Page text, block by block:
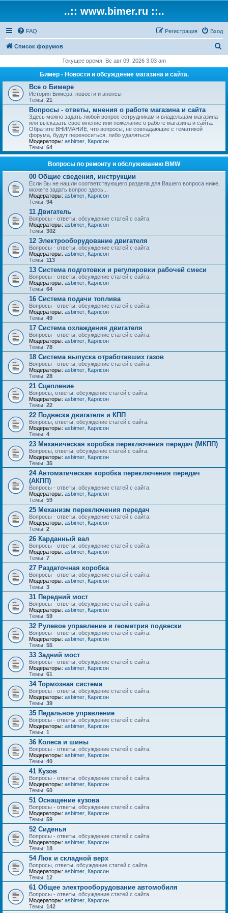
..:: www.bimer.ru ::..
FAQ Вход
Регистрация
Список форумов
с
Текущее время: Вс авг 09, 2026 3:03 am
Бимер - Новости и обсуждение магазина и сайта.
Все о Бимере
История Бимера, новости и анонсы
Темы: 21
Вопросы - ответы, мнения о работе магазина и сайта
Здесь можно задать любой вопрос сотрудникам и владельцам магазина
или высказать свое мнение или пожелание о работе магазина и сайта.
Обратите ВНИМАНИЕ, что вопросы, не совпадающие с тематикой
форума, будут переноситься, либо удаляться!
Модераторы: asbimer Карлсон
Темы: 64
Вопросы по ремонту и обслуживанию BMW
00 Общие сведения, инструкции
Если Вы не нашли соответствующего раздела для Вашего вопроса ниже,
можете задать вопрос здесь...
Модераторы: asbimer Карлсон
Темы: 94
11 Двигатель
Вопросы - ответы, обсуждение статей с сайта.
Модераторы: asbimer Карлсон
Темы: 302
12 Электрооборудование двигателя
Вопросы - ответы, обсуждение статей с сайта.
Модераторы: asbimer Карлсон
Темы: 113
13 Система подготовки и регулировки рабочей смеси
Вопросы - ответы, обсуждение статей с сайта.
Модераторы: asbimer Карлсон
Темы: 64
16 Система подачи топлива
Вопросы - ответы, обсуждение статей с сайта.
Модераторы: asbimer Карлсон
Темы: 49
17 Система охлаждения двигателя
Вопросы - ответы, обсуждение статей с сайта.
Модераторы: asbimer Карлсон
Темы: 78
18 Система выпуска отработавших газов
Вопросы - ответы, обсуждение статей с сайта.
Модераторы: asbimer Карлсон
Темы: 28
21 Сцепление
Вопросы, ответы, обсуждение статей с сайта.
Модераторы: asbimer Карлсон
Темы: 22
22 Подвеска двигателя и КПП
Вопросы, ответы, обсуждение статей с сайта.
Модераторы: asbimer Карлсон
Темы: 4
23 Механическая коробка переключения передач (МКПП)
Вопросы, ответы, обсуждение статей с сайта.
Модераторы: asbimer Карлсон
Темы: 35
24 Автоматическая коробка переключения передач
(АКПП)
Вопросы - ответы, обсуждение статей с сайта.
Модераторы: asbimer Карлсон
Темы: 59
25 Механизм переключения передач
Вопросы - ответы, обсуждение статей с сайта.
Модераторы: asbimer Карлсон
Темы: 2
26 Карданный вал
Вопросы - ответы, обсуждение статей с сайта.
Модераторы: asbimer Карлсон
Темы: 7
27 Раздаточная коробка
Вопросы - ответы, обсуждение статей с сайта.
Модераторы: asbimer Карлсон
Темы: 3
31 Передний мост
Вопросы - ответы, обсуждение статей с сайта.
Модераторы: asbimer Карлсон
Темы: 59
32 Рулевое управление и геометрия подвески
Вопросы - ответы, обсуждение статей с сайта.
Модераторы: asbimer Карлсон
Темы: 55
33 Задний мост
Вопросы - ответы, обсуждение статей с сайта.
Модераторы: asbimer Карлсон
Темы: 61
34 Тормозная система
Вопросы - ответы, обсуждение статей с сайта.
Модераторы: asbimer Карлсон
Темы: 39
35 Педальное управление
Вопросы - ответы, обсуждение статей с сайта.
Модераторы: asbimer Карлсон
Темы: 1
36 Колеса и шины
Вопросы - ответы, обсуждение статей с сайта.
Модераторы: asbimer Карлсон
Темы: 40
41 Кузов
Вопросы - ответы, обсуждение статей с сайта.
Модераторы: asbimer Карлсон
Темы: 60
51 Оснащение кузова
Вопросы - ответы, обсуждение статей с сайта.
Модераторы: asbimer Карлсон
Темы: 59
52 Сиденья
Вопросы - ответы, обсуждение статей с сайта.
Модераторы: asbimer Карлсон
Темы: 18
54 Люк и складной верх
Вопросы, ответы, обсуждение статей с сайта.
Модераторы: asbimer Карлсон
Темы: 12
61 Общее электрооборудование автомобиля
Вопросы - ответы, обсуждение статей с сайта.
Модераторы: asbimer Карлсон
Темы: 142